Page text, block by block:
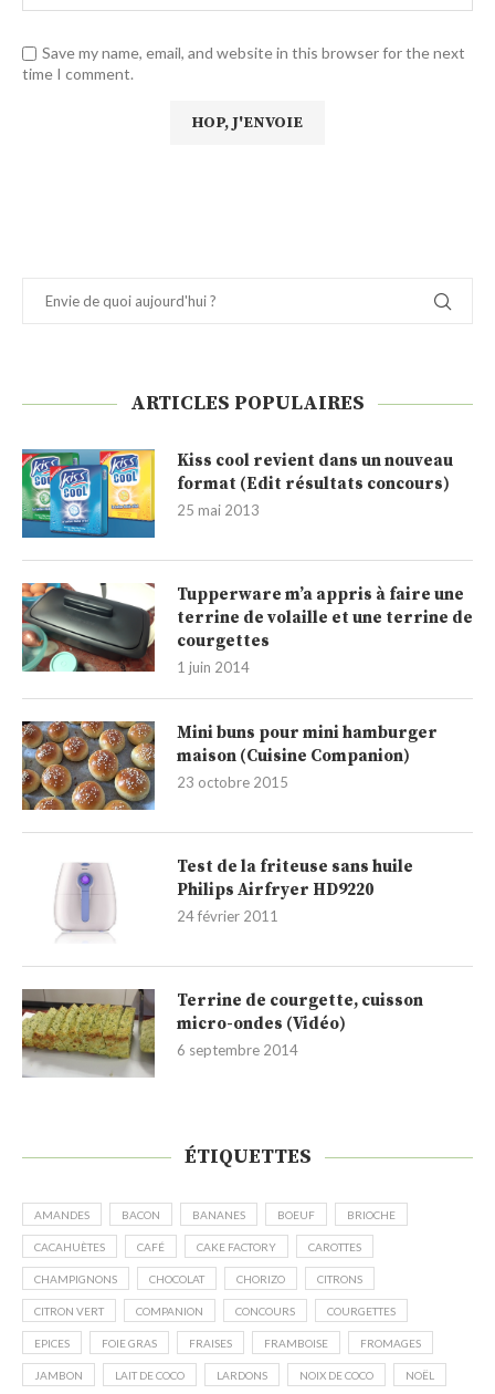
Save my name, email, and website in this browser for the next
time I comment.
ARTICLES POPULAIRES
Kiss cool revient dans un nouveau
format (Edit résultats concours)
25 mai 2013
Tupperware m’a appris à faire une
terrine de volaille et une terrine de
courgettes
1 juin 2014
Mini buns pour mini hamburger
maison (Cuisine Companion)
23 octobre 2015
Test de la friteuse sans huile
Philips Airfryer HD9220
24 février 2011
Terrine de courgette, cuisson
micro-ondes (Vidéo)
6 septembre 2014
ÉTIQUETTES
AMANDES BACON BANANES BOEUF BRIOCHE
CACAHUÈTES CAFÉ CAKE FACTORY CAROTTES
CHAMPIGNONS CHOCOLAT CHORIZO CITRONS
CITRON VERT COMPANION CONCOURS COURGETTES
EPICES FOIE GRAS FRAISES FRAMBOISE FROMAGES
JAMBON LAIT DE COCO LARDONS NOIX DE COCO NOËL